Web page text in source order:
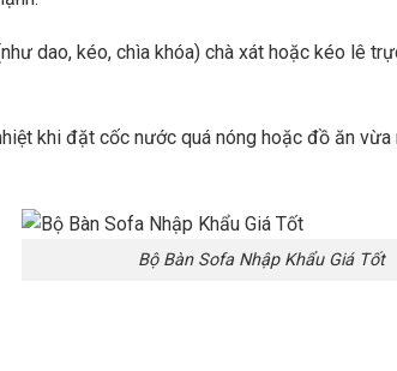
dao, kéo, chìa khóa) chà xát hoặc kéo lê
khi đặt cốc nước quá nóng hoặc đồ ăn
Bộ Bàn Sofa Nhập Khẩu Giá Tốt